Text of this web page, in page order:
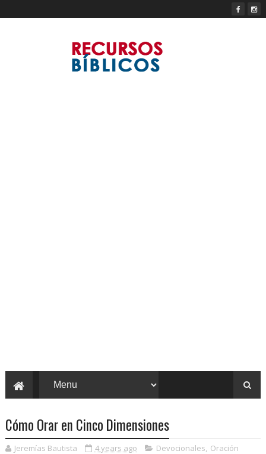
Cómo Orar en Cinco Dimensiones
Jeremías Bautista 4 years ago Devocionales, Oración